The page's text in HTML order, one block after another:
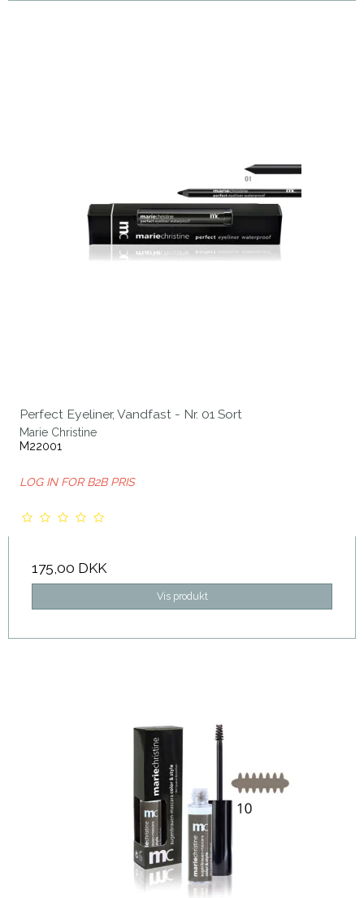
Perfect Eyeliner, Vandfast - Nr. 01 Sort
Marie Christine
M22001
LOG IN FOR B2B PRIS
175,00 DKK
Vis produkt